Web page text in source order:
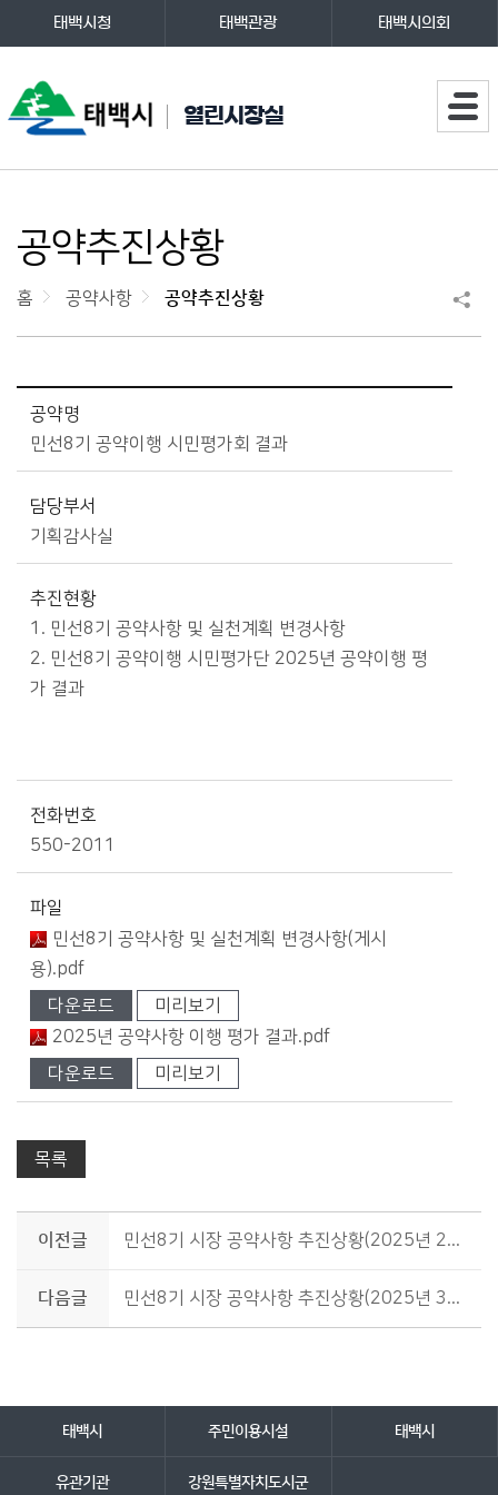
열린시장실
태백시청 태백관광 태백시의회
공약추진상황
홈 공약사항 공약추진상황
공약명
민선8기 공약이행 시민평가회 결과
담당부서
기획감사실
추진현황
1. 민선8기 공약사항 및 실천계획 변경사항
2. 민선8기 공약이행 시민평가단 2025년 공약이행 평
가 결과
전화번호
550-2011
파일
민선8기 공약사항 및 실천계획 변경사항(게시
용).pdf
다운로드
미리보기
2025년 공약사항 이행 평가 결과.pdf
다운로드
미리보기
목록
이전글 민선8기 시장 공약사항 추진상황(2025년 2분기)
다음글 민선8기 시장 공약사항 추진상황(2025년 3분기)
바로가기 서비스
태백시 주민이용시설 태백시
유관기관 강원특별자치도시군